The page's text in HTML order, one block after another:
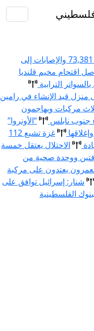
فلسطيني
ارتفاع حصيلة الشهداء في قطاع غزة إلى 73,381 والإصابات إلى
اقتحام مخيم قلنديا
الترابية
قيد الإنشاء في رامين
مركبات ويهاجمون
جنوب نابلس
“الأونروا”
غزة تشيع 112
الاحتلال يعتقل خمسة
ووحدة صحية من
يعتدون على مركبة
شنار: إسرائيل توافق على